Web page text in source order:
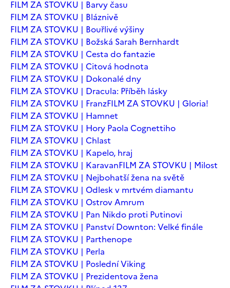
FILM ZA STOVKU | Barvy času
FILM ZA STOVKU | Bláznivě
FILM ZA STOVKU | Bouřlivé výšiny
FILM ZA STOVKU | Božská Sarah Bernhardt
FILM ZA STOVKU | Cesta do fantazie
FILM ZA STOVKU | Citová hodnota
FILM ZA STOVKU | Dokonalé dny
FILM ZA STOVKU | Dracula: Příběh lásky
FILM ZA STOVKU | FranzFILM ZA STOVKU | Gloria!
FILM ZA STOVKU | Hamnet
FILM ZA STOVKU | Hory Paola Cognettiho
FILM ZA STOVKU | Chlast
FILM ZA STOVKU | Kapelo, hraj
FILM ZA STOVKU | KaravanFILM ZA STOVKU | Milost
FILM ZA STOVKU | Nejbohatší žena na světě
FILM ZA STOVKU | Odlesk v mrtvém diamantu
FILM ZA STOVKU | Ostrov Amrum
FILM ZA STOVKU | Pan Nikdo proti Putinovi
FILM ZA STOVKU | Panství Downton: Velké finále
FILM ZA STOVKU | Parthenope
FILM ZA STOVKU | Perla
FILM ZA STOVKU | Poslední Viking
FILM ZA STOVKU | Prezidentova žena